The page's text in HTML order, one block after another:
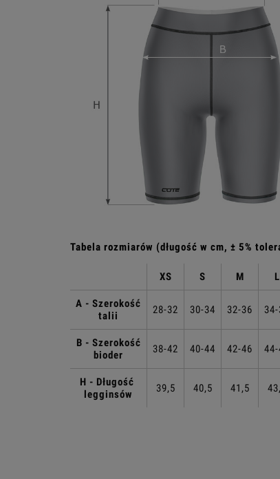
Tabela rozmiarów (długość w cm, ± 5%
XS S M L
A - Szerokość
talii
28-32 30-34 32-36
B - Szerokość
bioder
38-42 40-44 42-46
H - Długość
legginsów
39,5 40,5 41,5